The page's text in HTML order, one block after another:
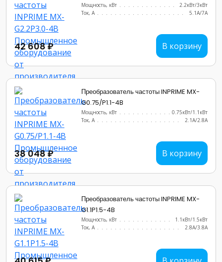
Мощность, кВт
2.2кВт/3кВт
Ток, А
5.1А/7А
42 608 ₽ В корзину
Преобразователь частоты INPRIME MX-
G0.75/P1.1-4B
Мощность, кВт
0.75кВт/1.1кВт
Ток, А
2.1A/2.8A
38 048 ₽ В корзину
Преобразователь частоты INPRIME MX-
G1.1P1.5-4B
Мощность, кВт
1.1кВт/1.5кВт
Ток, А
2.8А/3.8А